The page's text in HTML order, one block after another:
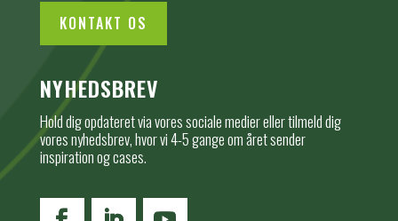
KONTAKT OS
NYHEDSBREV
Hold dig opdateret via vores sociale medier eller tilmeld dig
vores nyhedsbrev, hvor vi 4-5 gange om året sender
inspiration og cases.